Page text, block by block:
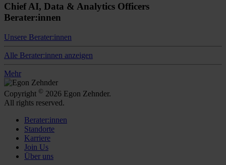
Chief AI, Data & Analytics Officers
Berater:innen
Unsere Berater:innen
Alle Berater:innen anzeigen
Mehr
Copyright © 2026 Egon Zehnder.
All rights reserved.
Berater:innen
Standorte
Karriere
Join Us
Über uns